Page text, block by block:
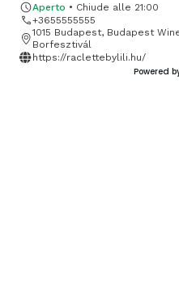
Aperto • Chiude alle 21:00
+3655555555
1015 Budapest, Budapest
Borfesztivál
https://raclettebylili.hu/
Powered